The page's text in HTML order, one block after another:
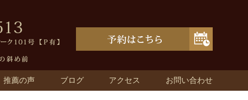
推薦の声 ブログ アクセス お問い合わせ